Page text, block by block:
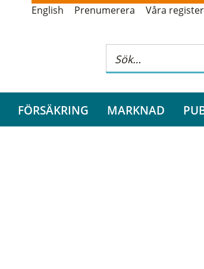
English Prenumerera Våra register
FÖRSÄKRING MARKNAD